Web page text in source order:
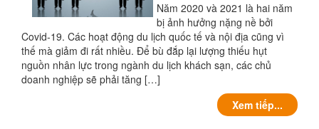
Năm 2020 và 2021 là hai năm
bị ảnh hưởng nặng nề bởi
Covid-19. Các hoạt động du lịch quốc tế và nội địa cũng vì
thế mà giảm đi rất nhiều. Để bù đắp lại lượng thiếu hụt
nguồn nhân lực trong ngành du lịch khách sạn, các chủ
doanh nghiệp sẽ phải tăng […]
Xem tiếp...